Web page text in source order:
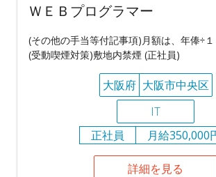
ＷＥＢプログラマー
(その他の手当等付記事項)月額は、年俸÷
(受動喫煙対策)敷地内禁煙 (正社員)
大阪府 大阪市中央区
IT
正社員
月給350,000
詳細を見る